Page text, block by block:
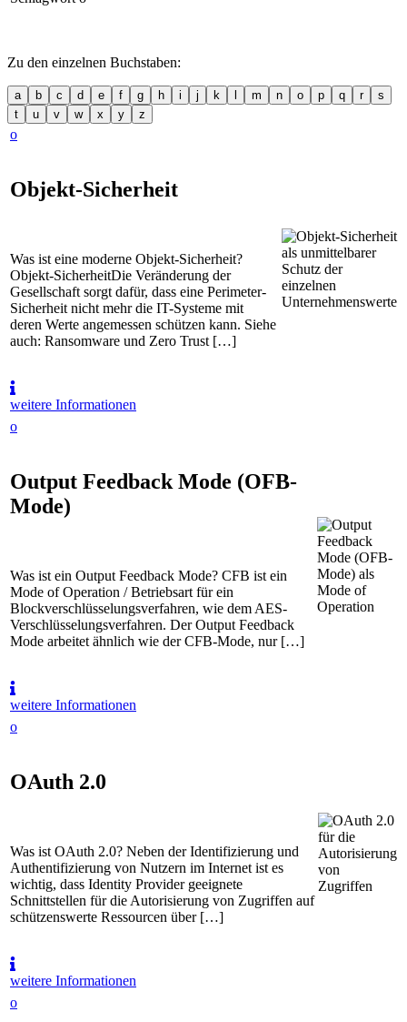
Zu den einzelnen Buchstaben:
a b c d e f g h i j k m n o p q r
s
t
u v w x y z
o
Objekt-Sicherheit
Was ist eine moderne Objekt-Sicherheit?
Objekt-SicherheitDie Veränderung der
Gesellschaft sorgt dafür, dass eine Perimeter-
Sicherheit nicht mehr die IT-Systeme mit
deren Werte angemessen schützen kann. Siehe
auch: Ransomware und Zero Trust […]
weitere Informationen
o
Output Feedback Mode (OFB-
Mode)
Was ist ein Output Feedback Mode? CFB ist ein
Mode of Operation / Betriebsart für ein
Blockverschlüsselungsverfahren, wie dem AES-
Verschlüsselungsverfahren. Der Output Feedback
Mode arbeitet ähnlich wie der CFB-Mode, nur […]
weitere Informationen
o
OAuth 2.0
Was ist OAuth 2.0? Neben der Identifizierung und
Authentifizierung von Nutzern im Internet ist es
wichtig, dass Identity Provider geeignete
Schnittstellen für die Autorisierung von Zugriffen auf
schützenswerte Ressourcen über […]
weitere Informationen
o